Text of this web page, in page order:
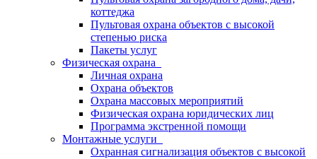
коттеджа
Пультовая охрана объектов с высокой
степенью риска
Пакеты услуг
Физическая охрана
Личная охрана
Охрана объектов
Охрана массовых мероприятий
Физическая охрана юридических лиц
Программа экстренной помощи
Монтажные услуги
Охранная сигнализация объектов с высокой